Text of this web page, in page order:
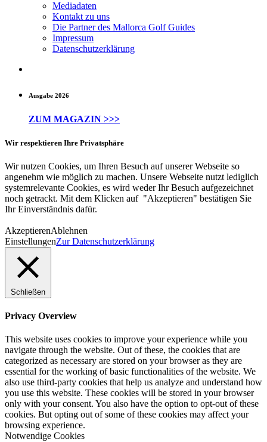
Mediadaten
Kontakt zu uns
Die Partner des Mallorca Golf Guides
Impressum
Datenschutzerklärung
Ausgabe 2026
ZUM MAGAZIN >>>
Wir respektieren Ihre Privatsphäre
Wir nutzen Cookies, um Ihren Besuch auf unserer Webseite so
angenehm wie möglich zu machen. Unsere Webseite nutzt lediglich
systemrelevante Cookies, es wird weder Ihr Besuch aufgezeichnet
noch getrackt. Mit dem Klicken auf "Akzeptieren" bestätigen Sie
Ihr Einverständnis dafür.
AkzeptierenAblehnen
EinstellungenZur Datenschutzerklärung
Schließen
Privacy Overview
This website uses cookies to improve your experience while you
navigate through the website. Out of these, the cookies that are
categorized as necessary are stored on your browser as they are
essential for the working of basic functionalities of the website. We
also use third-party cookies that help us analyze and understand how
you use this website. These cookies will be stored in your browser
only with your consent. You also have the option to opt-out of these
cookies. But opting out of some of these cookies may affect your
browsing experience.
Notwendige Cookies